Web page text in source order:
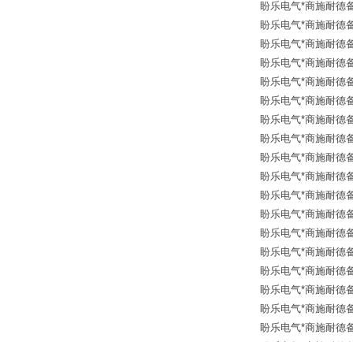
盼乐电气*商施耐德
盼乐电气*商施耐德
盼乐电气*商施耐德
盼乐电气*商施耐德
盼乐电气*商施耐德
盼乐电气*商施耐德
盼乐电气*商施耐德
盼乐电气*商施耐德
盼乐电气*商施耐德
盼乐电气*商施耐德
盼乐电气*商施耐德
盼乐电气*商施耐德
盼乐电气*商施耐德
盼乐电气*商施耐德
盼乐电气*商施耐德
盼乐电气*商施耐德
盼乐电气*商施耐德
盼乐电气*商施耐德